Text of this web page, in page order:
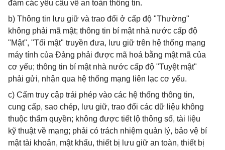
đảm các yêu cầu về an toàn thông tin.
b) Thông tin lưu giữ và trao đổi ở cấp độ "Thường"
không phải mã mật; thông tin bí mật nhà nước cấp độ
"Mật", "Tối mật" truyền đưa, lưu giữ trên hệ thống mạng
máy tính của Đảng phải được mã hoá bằng mật mã của
cơ yếu; thông tin bí mật nhà nước cấp độ "Tuyệt mật"
phải gửi, nhận qua hệ thống mạng liên lạc cơ yếu.
c) Cấm truy cập trái phép vào các hệ thống thông tin,
cung cấp, sao chép, lưu giữ, trao đổi các dữ liệu không
thuộc thẩm quyền; không được tiết lộ thông số, tài liệu
kỹ thuật về mạng; phải có trách nhiệm quản lý, bảo vệ bí
mật tài khoản, mật khẩu, thiết bị lưu giữ an toàn, thiết bị